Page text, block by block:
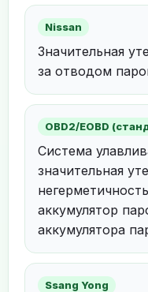
Nissan
Значительная
за отводом
OBD2/EOBD
Система
значительная
аккумулятор
аккумулятора
Ssang Yong